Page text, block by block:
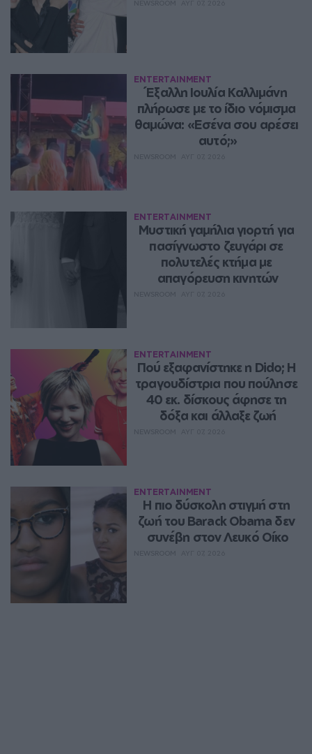
ENTERTAINMENT
Έξαλλη Ιουλία Καλλιμάνη
πλήρωσε με το ίδιο νόμισμα
θαμώνα: «Εσένα σου αρέσει
αυτό;»
ENTERTAINMENT
Μυστική γαμήλια γιορτή για
πασίγνωστο ζευγάρι σε
πολυτελές κτήμα με
απαγόρευση κινητών
ENTERTAINMENT
Πού εξαφανίστηκε η Dido; Η
τραγουδίστρια που πούλησε
40 εκ. δίσκους άφησε τη
δόξα και άλλαξε ζωή
ENTERTAINMENT
Η πιο δύσκολη στιγμή στη
ζωή του Barack Obama δεν
συνέβη στον Λευκό Οίκο